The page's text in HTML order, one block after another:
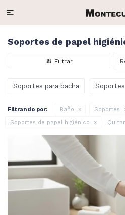

Soportes de papel
Soportes para bacha
Filtrando por: Baño
Soportes
Soportes de papel higiénico